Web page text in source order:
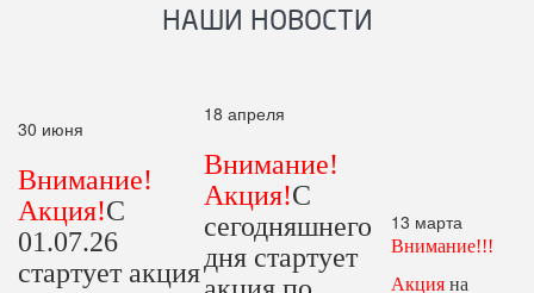
НАШИ НОВОСТИ
30 июня
Внимание!
Акция!С
01.07.26
стартует акция
18 апреля
Внимание!
Акция!С
сегодняшнего
дня стартует
13 марта
Внимание!!!
Акция на